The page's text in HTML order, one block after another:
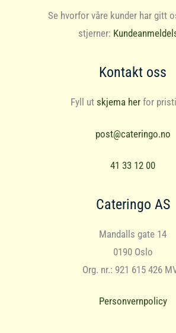
Se hvorfor våre kunder har gitt
stjerner:
Kontakt oss
Fyll ut skjema herfor
post@cateringo.no
41 33 12 00
Cateringo AS
Mandalls gate 14
0190 Oslo
Org. nr.: 921 615 426
Personvernpolicy